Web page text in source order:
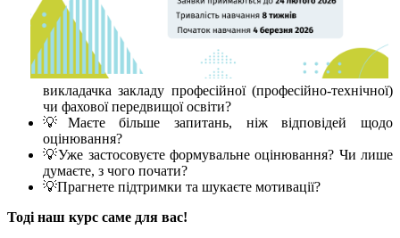
викладачка закладу професійної (професійно-технічної)
чи фахової передвищої освіти?
💡Маєте більше запитань, ніж відповідей щодо
оцінювання?
💡Уже застосовуєте формувальне оцінювання? Чи лише
думаєте, з чого почати?
💡Прагнете підтримки та шукаєте мотивації?
Тоді наш курс саме для вас!